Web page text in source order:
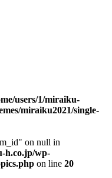
users/1/miraiku-
miraiku2021/single-
on null in
h.co.jp/wp-
on line 20